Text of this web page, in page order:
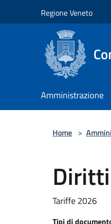
Regione Veneto
Amministrazione
Home >
Tariffe 2026
Tipi di